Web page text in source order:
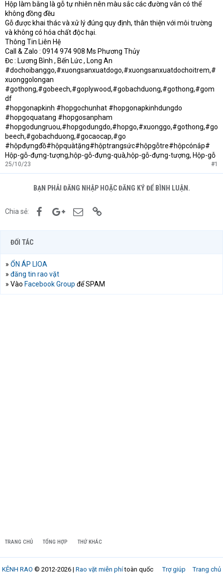
Hộp làm bằng là gỗ tự nhiên nên màu sắc các đường vân có thể
không đồng đều
Gỗ được khai thác và xử lý đúng quy định, thân thiện với môi trường
và không có hóa chất độc hại.
Thông Tin Liên Hệ
Call & Zalo : 0914 974 908 Ms Phương Thủy
Đc : Lương Bình , Bến Lức , Long An
#dochoibanggo,#xuongsanxuatdogo,#xuongsanxuatdochoitrem,#
xuonggolongan
#gothong,#gobeech,#goplywood,#gobachduong,#gothong,#gom
df
#hopgonapkinh #hopgochunhat #hopgonapkinhdungdo
#hopgoquatang #hopgosanpham
#hopgodungruou,#hopgodungdo,#hopgo,#xuonggo,#gothong,#go
beech,#gobachduong,#gocaocap,#go
#hộpđựngđồ#hộpquàtặng#hộptrangsức#hộpgỗtre#hộpcónắp#
Hộp-gỗ-đựng-tượng,hộp-gỗ-đựng-quà,hộp-gỗ-đựng-tượng, Hộp-gỗ
25/10/23 #1
BẠN PHẢI ĐĂNG NHẬP HOẶC ĐĂNG KÝ ĐỂ BÌNH LUẬN.
Chia sẻ: FacebookGoogle+Email
ĐỐI TÁC
» ỔN ÁP LIOA
» đăng tin rao vặt
» Vào Facebook Group để SPAM
TRANG CHỦ TỔNG HỢP THỨ KHÁC
Trợ giúp Trang chủ
KÊNH RAO © 2012-2026 | Rao vặt miễn phítoàn quốc